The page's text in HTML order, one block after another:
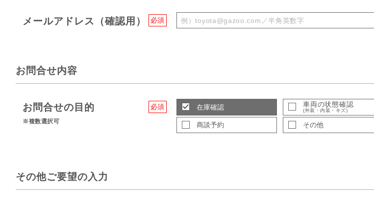
必須
メールアドレス（確認用）
お問合せ内容
必須
お問合せの目的
※複数選択可
在庫確認 車両の状態確認
(外装・内装・キズ)
商談予約 その他
その他ご要望の入力